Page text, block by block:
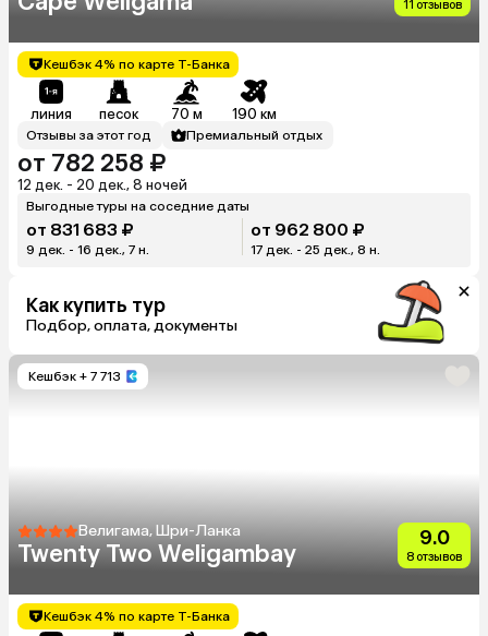
11 отзывов
Кешбэк 4% по карте Т-Банка
линия песок 70 м 190 км
Отзывы за этот год Премиальный отдых
от 782 258 ₽
12 дек. - 20 дек., 8 ночей
Выгодные туры на соседние даты
от 831 683 ₽
9 дек. - 16 дек., 7 н.
от 962 800 ₽
17 дек. - 25 дек., 8 н.
Как купить тур
Подбор, оплата, документы
Кешбэк + 7 713
Велигама, Шри-Ланка
Twenty Two Weligambay
9.0
8 отзывов
Кешбэк 4% по карте Т-Банка